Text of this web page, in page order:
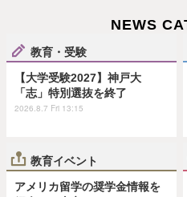
NEWS
教育・受験
【大学受験2027】神戸大
「志」特別選抜を終了
2026.8.7 Fri 13:15
教育イベント
アメリカ留学の奨学金情報を